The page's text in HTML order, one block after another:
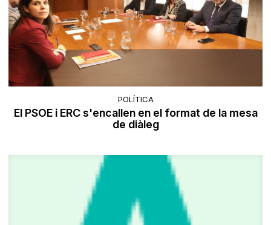
POLÍTICA
El PSOE i ERC s'encallen en el format de la mesa
de diàleg